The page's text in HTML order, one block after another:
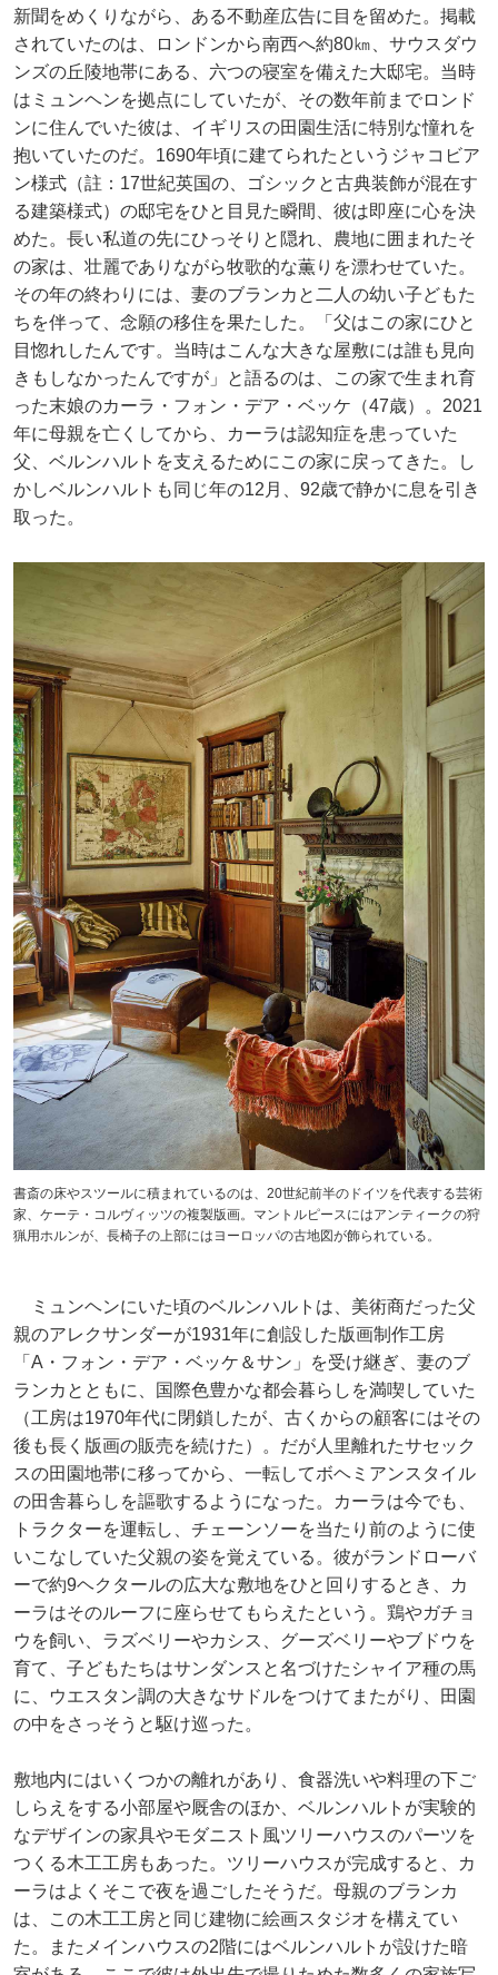
新聞をめくりながら、ある不動産広告に目を留めた。掲載
されていたのは、ロンドンから南西へ約80㎞、サウスダウ
ンズの丘陵地帯にある、六つの寝室を備えた大邸宅。当時
はミュンヘンを拠点にしていたが、その数年前までロンド
ンに住んでいた彼は、イギリスの田園生活に特別な憧れを
抱いていたのだ。1690年頃に建てられたというジャコビア
ン様式（註：17世紀英国の、ゴシックと古典装飾が混在す
る建築様式）の邸宅をひと目見た瞬間、彼は即座に心を決
めた。長い私道の先にひっそりと隠れ、農地に囲まれたそ
の家は、壮麗でありながら牧歌的な薫りを漂わせていた。
その年の終わりには、妻のブランカと二人の幼い子どもた
ちを伴って、念願の移住を果たした。「父はこの家にひと
目惚れしたんです。当時はこんな大きな屋敷には誰も見向
きもしなかったんですが」と語るのは、この家で生まれ育
った末娘のカーラ・フォン・デア・ベッケ（47歳）。2021
年に母親を亡くしてから、カーラは認知症を患っていた
父、ベルンハルトを支えるためにこの家に戻ってきた。し
かしベルンハルトも同じ年の12月、92歳で静かに息を引き
取った。
書斎の床やスツールに積まれているのは、20世紀前半のドイツを代表する芸術
家、ケーテ・コルヴィッツの複製版画。マントルピースにはアンティークの狩
猟用ホルンが、長椅子の上部にはヨーロッパの古地図が飾られている。
ミュンヘンにいた頃のベルンハルトは、美術商だった父
親のアレクサンダーが1931年に創設した版画制作工房
「A・フォン・デア・ベッケ＆サン」を受け継ぎ、妻のブ
ランカとともに、国際色豊かな都会暮らしを満喫していた
（工房は1970年代に閉鎖したが、古くからの顧客にはその
後も長く版画の販売を続けた）。だが人里離れたサセック
スの田園地帯に移ってから、一転してボヘミアンスタイル
の田舎暮らしを謳歌するようになった。カーラは今でも、
トラクターを運転し、チェーンソーを当たり前のように使
いこなしていた父親の姿を覚えている。彼がランドローバ
ーで約9ヘクタールの広大な敷地をひと回りするとき、カ
ーラはそのルーフに座らせてもらえたという。鶏やガチョ
ウを飼い、ラズベリーやカシス、グーズベリーやブドウを
育て、子どもたちはサンダンスと名づけたシャイア種の馬
に、ウエスタン調の大きなサドルをつけてまたがり、田園
の中をさっそうと駆け巡った。
敷地内にはいくつかの離れがあり、食器洗いや料理の下ご
しらえをする小部屋や厩舎のほか、ベルンハルトが実験的
なデザインの家具やモダニスト風ツリーハウスのパーツを
つくる木工工房もあった。ツリーハウスが完成すると、カ
ーラはよくそこで夜を過ごしたそうだ。母親のブランカ
は、この木工工房と同じ建物に絵画スタジオを構えてい
た。またメインハウスの2階にはベルンハルトが設けた暗